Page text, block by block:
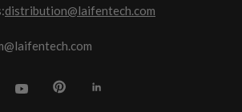
distribution@laifentech.com